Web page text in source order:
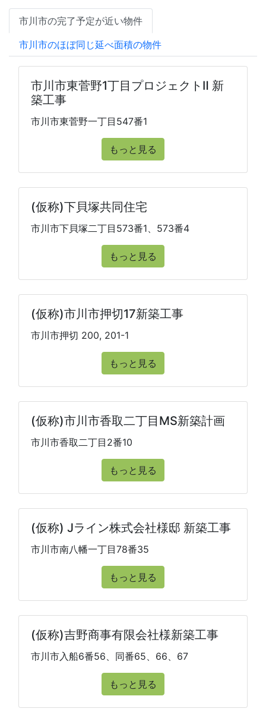
市川市の完了予定が近い物件
市川市のほぼ同じ延べ面積の物件
市川市東菅野1丁目プロジェクトⅡ 新
築工事
市川市東菅野一丁目547番1
もっと見る
(仮称)下貝塚共同住宅
市川市下貝塚二丁目573番1、573番4
もっと見る
(仮称)市川市押切17新築工事
市川市押切 200, 201-1
もっと見る
(仮称)市川市香取二丁目MS新築計画
市川市香取二丁目2番10
もっと見る
(仮称) Jライン株式会社様邸 新築工事
市川市南八幡一丁目78番35
もっと見る
(仮称)吉野商事有限会社様新築工事
市川市入船6番56、同番65、66、67
もっと見る